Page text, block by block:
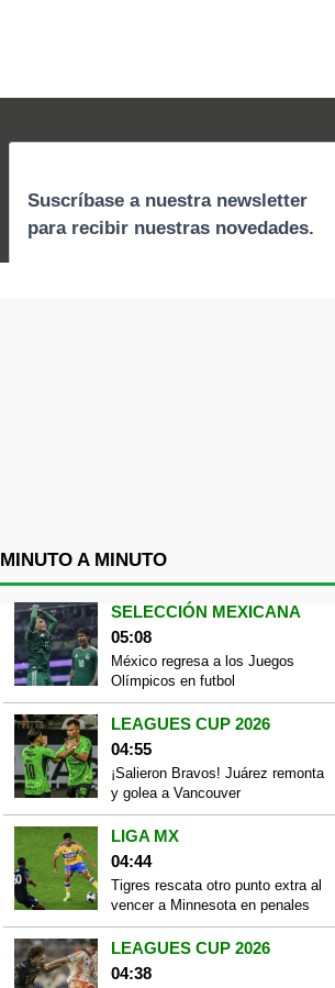
MINUTO A MINUTO
SELECCIÓN MEXICANA
05:08
México regresa a los Juegos
Olímpicos en futbol
LEAGUES CUP 2026
04:55
¡Salieron Bravos! Juárez remonta
y golea a Vancouver
LIGA MX
04:44
Tigres rescata otro punto extra al
vencer a Minnesota en penales
LEAGUES CUP 2026
04:38